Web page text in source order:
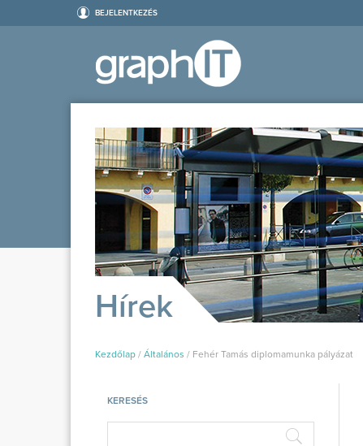
BEJELENTKEZÉS
Hírek
Kezdőlap / Általános / Fehér Tamás diplomamunka pályázat
KERESÉS